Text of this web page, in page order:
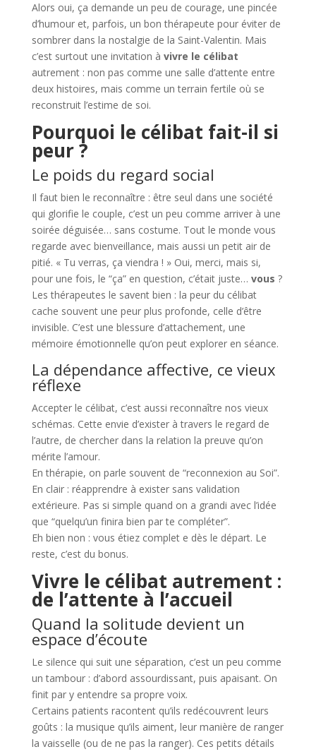
Alors oui, ça demande un peu de courage, une pincée
d’humour et, parfois, un bon thérapeute pour éviter de
sombrer dans la nostalgie de la Saint-Valentin. Mais
c’est surtout une invitation à vivre le célibat
autrement : non pas comme une salle d’attente entre
deux histoires, mais comme un terrain fertile où se
reconstruit l’estime de soi.
Pourquoi le célibat fait-il si
peur ?
Le poids du regard social
Il faut bien le reconnaître : être seul dans une société
qui glorifie le couple, c’est un peu comme arriver à une
soirée déguisée… sans costume. Tout le monde vous
regarde avec bienveillance, mais aussi un petit air de
pitié. « Tu verras, ça viendra ! » Oui, merci, mais si,
pour une fois, le “ça” en question, c’était juste… vous ?
Les thérapeutes le savent bien : la peur du célibat
cache souvent une peur plus profonde, celle d’être
invisible. C’est une blessure d’attachement, une
mémoire émotionnelle qu’on peut explorer en séance.
La dépendance affective, ce vieux
réflexe
Accepter le célibat, c’est aussi reconnaître nos vieux
schémas. Cette envie d’exister à travers le regard de
l’autre, de chercher dans la relation la preuve qu’on
mérite l’amour.
En thérapie, on parle souvent de “reconnexion au Soi”.
En clair : réapprendre à exister sans validation
extérieure. Pas si simple quand on a grandi avec l’idée
que “quelqu’un finira bien par te compléter”.
Eh bien non : vous étiez complet e dès le départ. Le
reste, c’est du bonus.
Vivre le célibat autrement :
de l’attente à l’accueil
Quand la solitude devient un
espace d’écoute
Le silence qui suit une séparation, c’est un peu comme
un tambour : d’abord assourdissant, puis apaisant. On
finit par y entendre sa propre voix.
Certains patients racontent qu’ils redécouvrent leurs
goûts : la musique qu’ils aiment, leur manière de ranger
la vaisselle (ou de ne pas la ranger). Ces petits détails